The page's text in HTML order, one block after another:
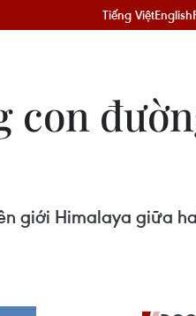
Tiếng ViệtEnglish
con
giới Himalaya giữa